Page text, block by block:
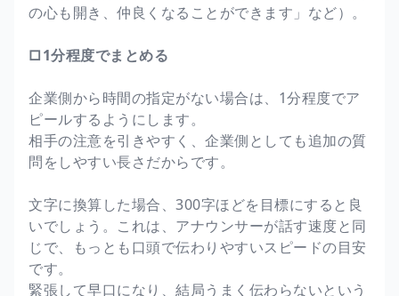
の心も開き、仲良くなることができます」など）。
□1分程度でまとめる
企業側から時間の指定がない場合は、1分程度でア
ピールするようにします。
相手の注意を引きやすく、企業側としても追加の質
問をしやすい長さだからです。
文字に換算した場合、300字ほどを目標にすると良
いでしょう。これは、アナウンサーが話す速度と同
じで、もっとも口頭で伝わりやすいスピードの目安
です。
緊張して早口になり、結局うまく伝わらないという